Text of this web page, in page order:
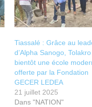
Tiassalé : Grâce au
d’Alpha Sanogo,
bientôt une école
offerte par la Fondation
GECER LEDEA
21 juillet 2025
Dans "NATION"